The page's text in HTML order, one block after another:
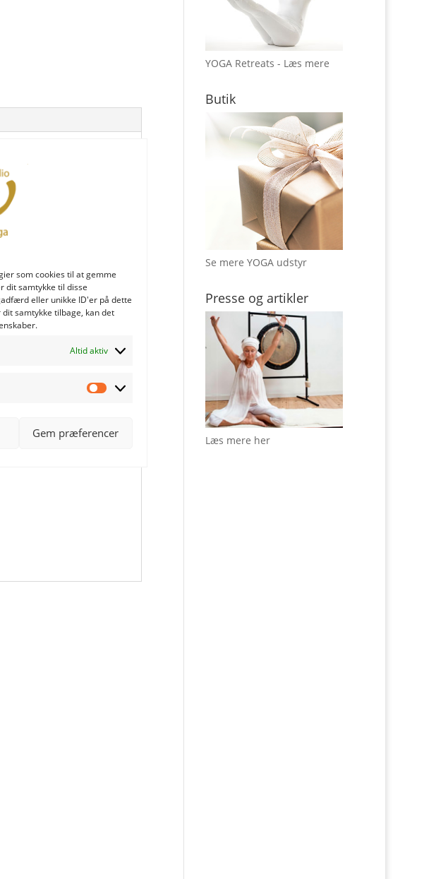
som cookies til at gemme
dit samtykke til disse
eller unikke ID'er på dette
samtykke tilbage, kan det
Altid aktiv
Marketing
Gem præferencer
smukkeste ord
tilfører både varme og
eksklusivt udtryk.
en praktisk
YOGA Retreats - Læs mere
Butik
Se mere YOGA udstyr
Presse og artikler
Læs mere her